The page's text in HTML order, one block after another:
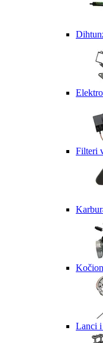
Filteri
Lanci